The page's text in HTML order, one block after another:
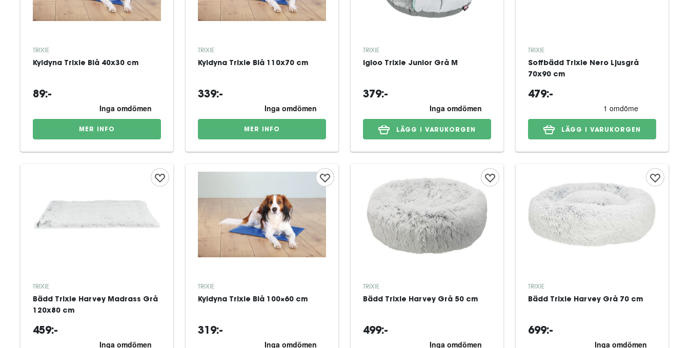
TRIXIE
Kyldyna Trixie Blå 40x30 cm
89:-
MER INFO
TRIXIE
Kyldyna Trixie Blå 110x70 cm
339:-
MER INFO
TRIXIE
Igloo Trixie Junior Grå M
379:-
LÄGG I VARUKORGEN
TRIXIE
Soffbädd Trixie Nero Ljusgrå
70x90 cm
479:-
LÄGG I VARUKORGEN
TRIXIE
Bädd Trixie Harvey Madrass Grå
120x80 cm
459:-
TRIXIE
Kyldyna Trixie Blå 100×60 cm
319:-
TRIXIE
Bädd Trixie Harvey Grå 50 cm
499:-
TRIXIE
Bädd Trixie Harvey Grå 70 cm
699:-